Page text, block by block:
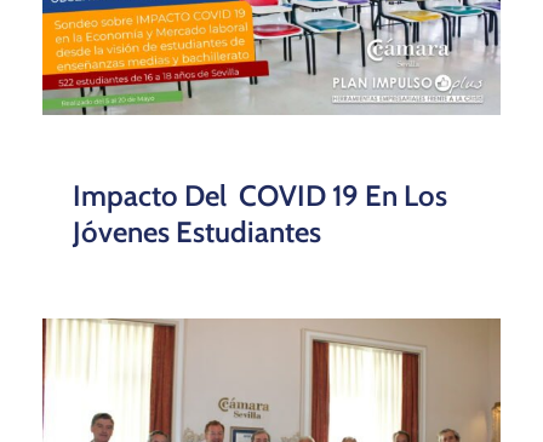
Impacto Del COVID 19 En Los
Jóvenes Estudiantes